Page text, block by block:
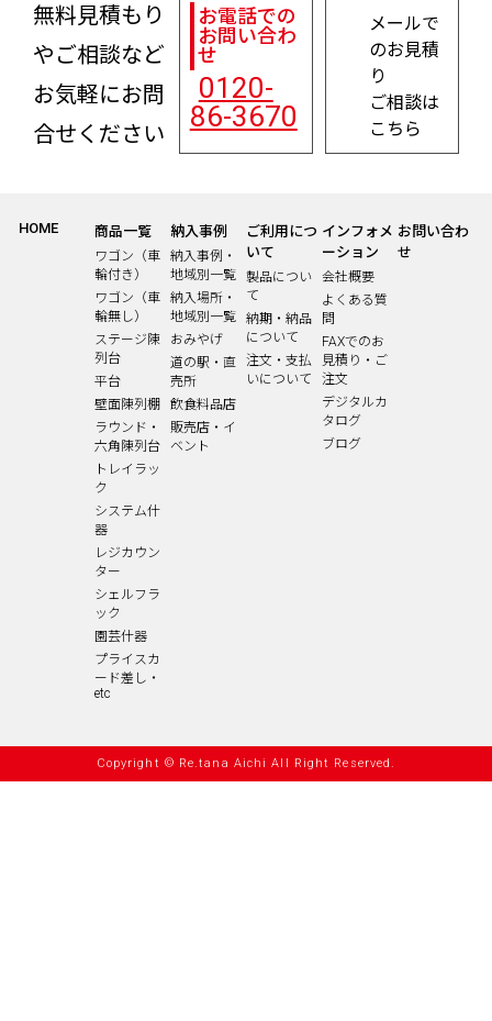
無料見積もり
やご相談など
お気軽にお問
合せください
お電話での
お問い合わ
せ
0120-
86-3670
メールで
のお見積
り
ご相談は
こちら
HOME 商品一覧
ワゴン（車
輪付き）
ワゴン（車
輪無し）
ステージ陳
列台
平台
壁面陳列棚
ラウンド・
六角陳列台
トレイラッ
ク
システム什
器
レジカウン
ター
シェルフラ
ック
園芸什器
プライスカ
ード差し・
etc
納入事例
納入事例・
地域別一覧
納入場所・
地域別一覧
おみやげ
道の駅・直
売所
飲食料品店
販売店・イ
ベント
ご利用につ
いて
製品につい
て
納期・納品
について
注文・支払
いについて
インフォメ
ーション
会社概要
よくある質
問
FAXでのお
見積り・ご
注文
デジタルカ
タログ
ブログ
お問い合わ
せ
Copyright © Re.tana Aichi All Right Reserved.